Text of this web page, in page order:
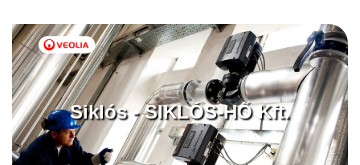
Siklós - SIKLÓS-HŐ Kft.